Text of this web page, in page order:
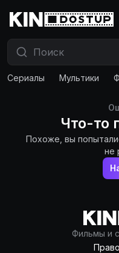
Сериалы Мультики
Что-то
Похоже, вы
не
Фильмы и